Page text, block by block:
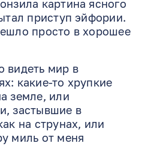
картина ясного
приступ эйфории.
просто в хорошее
видеть мир в
какие-то хрупкие
земле, или
застывшие в
на струнах, или
миль от меня